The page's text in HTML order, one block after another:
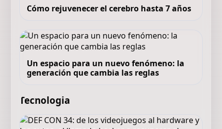
Cómo rejuvenecer el cerebro hasta 7 años
Un espacio para un nuevo fenómeno: la
generación que cambia las reglas
Tecnologia